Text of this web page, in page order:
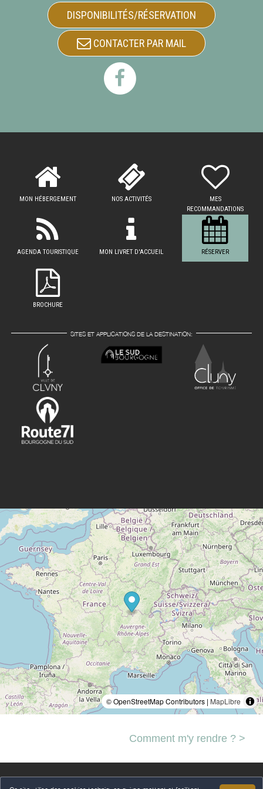
DISPONIBILITÉS/RÉSERVATION
CONTACTER PAR MAIL
MON HÉBERGEMENT NOS ACTIVITÉS
MES
RECOMMANDATIONS
AGENDA TOURISTIQUE MON LIVRET D'ACCUEIL RÉSERVER
BROCHURE
SITES ET APPLICATIONS DE LA DESTINATION:
© OpenStreetMap Contributors | MapLibre
Comment m'y rendre ? >